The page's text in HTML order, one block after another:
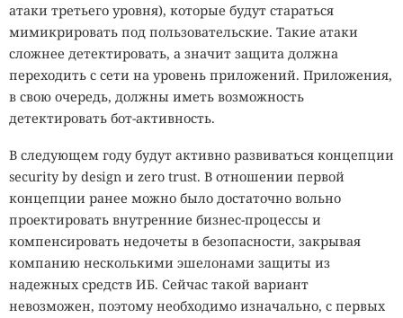
атаки третьего уровня), которые будут стараться
мимикрировать под пользовательские. Такие атаки
сложнее детектировать, а значит защита должна
переходить с сети на уровень приложений. Приложения,
в свою очередь, должны иметь возможность
детектировать бот‑активность.
В следующем году будут активно развиваться концепции
security by design и zero trust. В отношении первой
концепции ранее можно было достаточно вольно
проектировать внутренние бизнес-процессы и
компенсировать недочеты в безопасности, закрывая
компанию несколькими эшелонами защиты из
надежных средств ИБ. Сейчас такой вариант
невозможен, поэтому необходимо изначально, с первых